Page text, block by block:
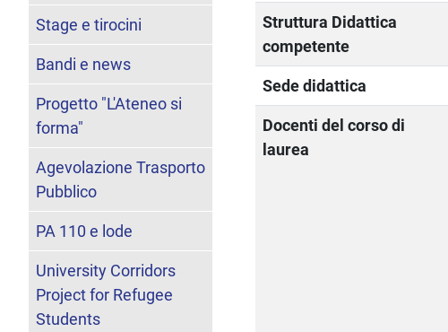
Struttura Didattica
competente
Sede didattica
Docenti del corso di
laurea
Stage e tirocini
Bandi e news
Progetto "L'Ateneo si
forma"
Agevolazione Trasporto
Pubblico
PA 110 e lode
University Corridors
Project for Refugee
Students